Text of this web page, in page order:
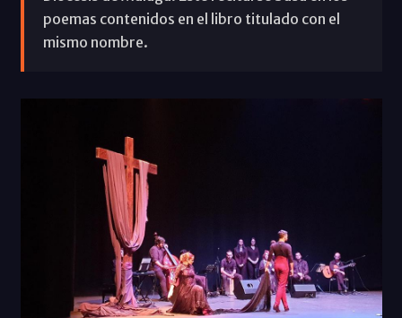
poemas contenidos en el libro titulado con el
mismo nombre.